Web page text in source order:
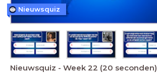
Nieuwsquiz - Week 22 (20 seconden)
Nieuwsquiz